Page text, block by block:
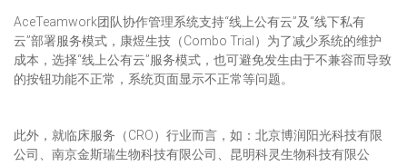
AceTeamwork团队协作管理系统支持“线上公有云”及“线下私有
云”部署服务模式，康煜生技（Combo Trial）为了减少系统的维护
成本，选择“线上公有云”服务模式，也可避免发生由于不兼容而导致
的按钮功能不正常，系统页面显示不正常等问题。
此外，就临床服务（CRO）行业而言，如：北京博润阳光科技有限
公司、南京金斯瑞生物科技有限公司、昆明科灵生物科技有限公